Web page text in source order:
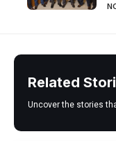
Related
Uncover the stories